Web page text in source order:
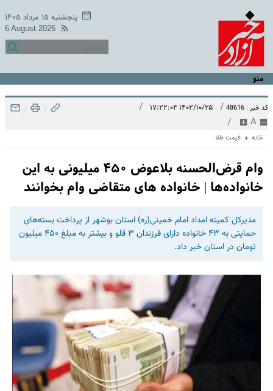
پنجشنبه ۱۵ مرداد ۱۴۰۵
6 August 2026
منو
کد خبر : 48616 / ۱۴۰۲/۱۰/۲۵ ۱۷:۲۲:۰۴ /
A
/
/
/
خانه قیمت طلا
وام قرض‌الحسنه بلاعوض ۴۵۰ میلیونی به این
خانواده‌ها | خانواده های متقاضی وام بخوانند
مدیرکل کمیته امداد امام خمینی(ره) استان بوشهر از پرداخت بسته‌های
حمایتی به ۴۳ خانواده دارای فرزندان ۳ قلو و بیشتر به مبلغ ۴۵۰ میلیون
تومان در استان خبر داد.